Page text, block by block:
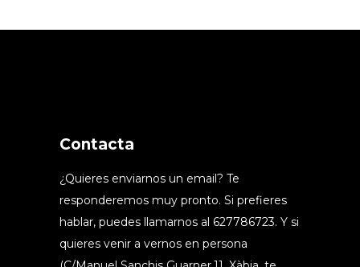
Contacta
¿Quieres enviarnos un email? Te
responderemos muy pronto. Si prefieres
hablar, puedes llamarnos al 627786723. Y si
quieres venir a vernos en persona